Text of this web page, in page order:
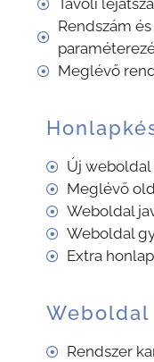
Távoli
Rendszám
Meglévő
Új weboldal
Meglévő
Weboldal
Weboldal
Extra
Rendszer